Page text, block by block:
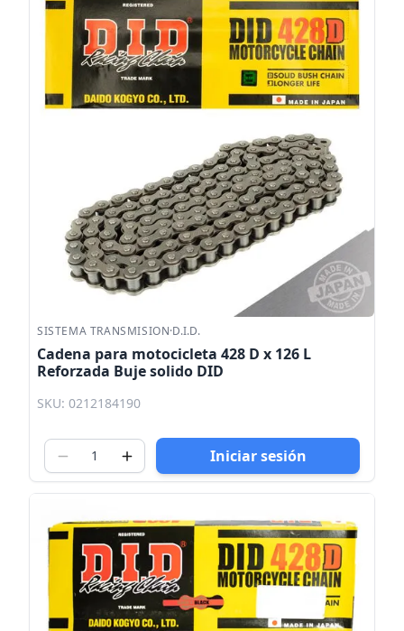
SISTEMA TRANSMISION·D.I.D.
Cadena para motocicleta 428 D x 126 L
Reforzada Buje solido DID
SKU: 0212184190
Iniciar sesión